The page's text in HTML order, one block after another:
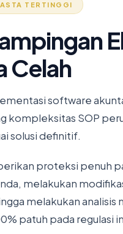
TERTINGGI
Celah
software
kompleksitas SOP
solusi definitif.
proteksi penuh
melakukan
melakukan analisis
patuh pada regulasi